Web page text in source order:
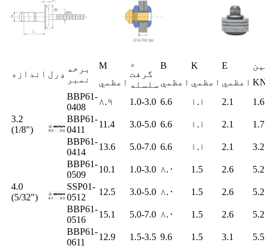
اندازه ډرل
برخه
نمبر
M
د
گرفت
سلسله
B K E
اعظمي
اعظمي اعظمي اعظمي
3.2
(1/8")
BBP61-
0408
۸.۹ 1.0-3.0 6.6 ۱.۱ 2.1
1.6
BBP61-
0411
11.4 3.0-5.0 6.6 ۱.۱ 2.1
1.7
BBP61-
0414
13.6 5.0-7.0 6.6 ۱.۱ 2.1 3.2
4.0
(5/32")
BBP61-
0509
10.1 1.0-3.0 ۸.۰ 1.5 2.6
5.2
SSP01-
0512
12.5 3.0-5.0 ۸.۰ 1.5 2.6
5.2
BBP61-
0516
15.1 5.0-7.0 ۸.۰ 1.5 2.6 5.2
BBP61-
0611
12.9 1.5-3.5 9.6 1.5 3.1
5.5